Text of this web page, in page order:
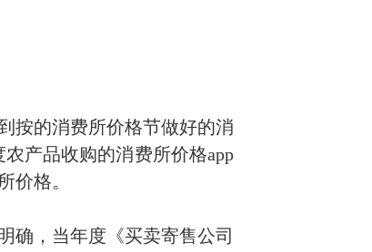
按的消费所价格节做好的消
产品收购的消费所价格app
价格。
确，当年度《买卖寄售公司